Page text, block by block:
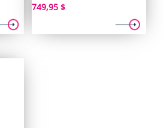
749,95 $